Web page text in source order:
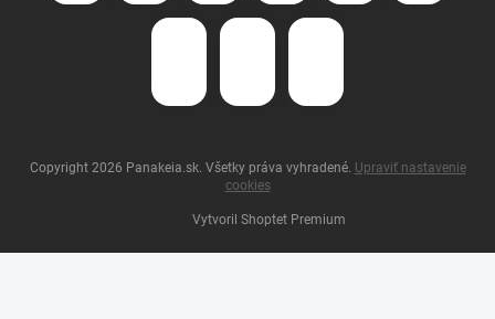
Vytvoril Shoptet Premium
Copyright 2026 Panakeia.sk. Všetky práva vyhradené. Upraviť nastavenie
cookies